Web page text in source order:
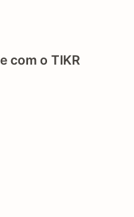
com o TIKR